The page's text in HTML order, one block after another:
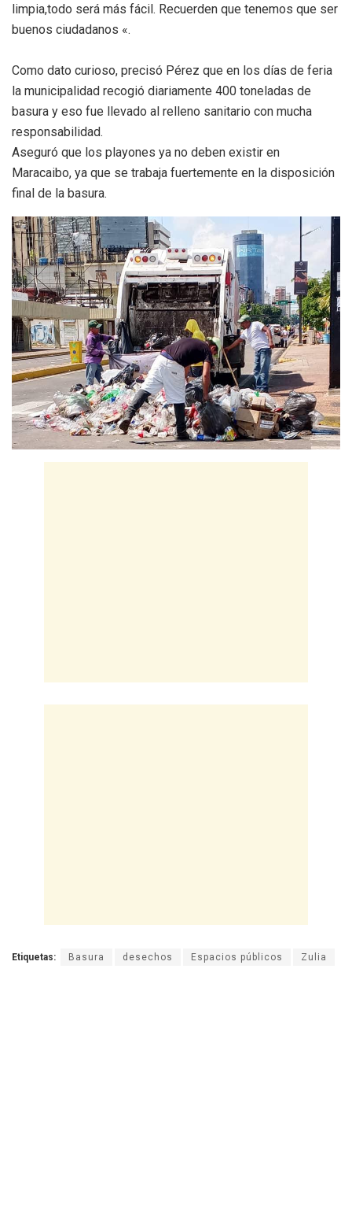
limpia,todo será más fácil. Recuerden que tenemos que ser
buenos ciudadanos «.
Como dato curioso, precisó Pérez que en los días de feria
la municipalidad recogió diariamente 400 toneladas de
basura y eso fue llevado al relleno sanitario con mucha
responsabilidad.
Aseguró que los playones ya no deben existir en
Maracaibo, ya que se trabaja fuertemente en la disposición
final de la basura.
Etiquetas: Basura desechos Espacios públicos Zulia